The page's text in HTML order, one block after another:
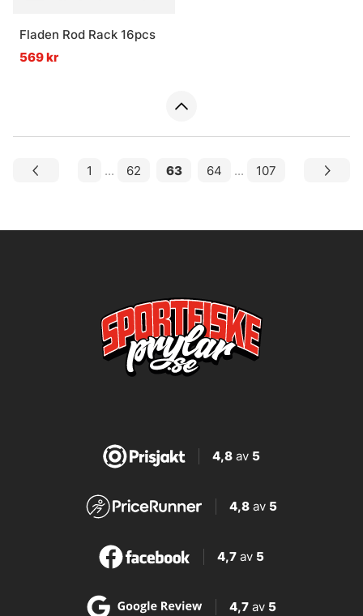
Fladen Rod Rack 16pcs
569 kr
1 ... 62 63 64 ... 107
4,8av 5
4,8 av 5
4,7 av 5
4,7 av 5